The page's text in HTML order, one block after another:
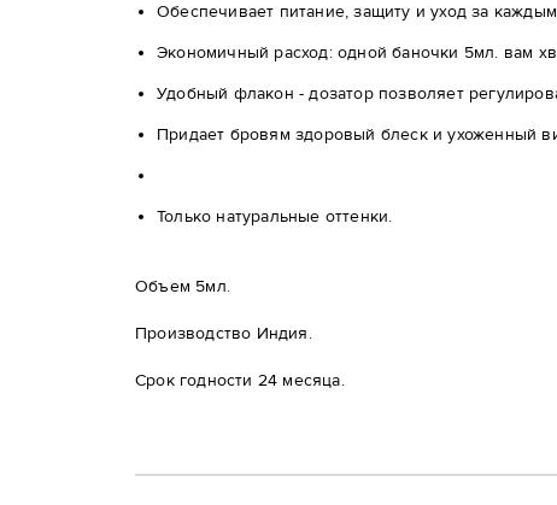
Обеспечивает питание, защиту и уход за
Экономичный расход: одной баночки 5мл. вам
Удобный флакон - дозатор позволяет
Придает бровям здоровый блеск и ухоженный
Только натуральные оттенки.
Объем 5мл.
Производство Индия.
Срок годности 24 месяца.